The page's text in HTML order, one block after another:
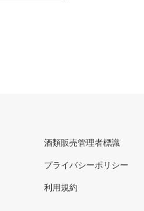
酒類販売管理者標識
プライバシーポリシー
利用規約